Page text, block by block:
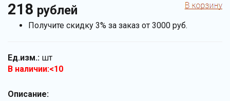
218 рублей
Получите скидку 3% за заказ от 3000 руб.
Ед.изм.: шт
В наличии:<10
Описание: